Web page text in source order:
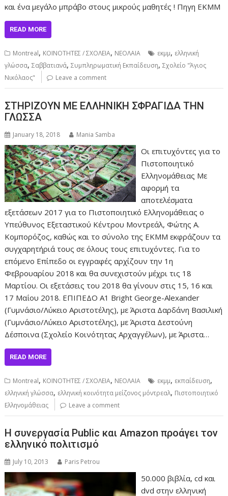
και ένα μεγάλο μπράβο στους μικρούς μαθητές ! Πηγη ΕΚΜΜ
READ MORE
Montreal, ΚΟΙΝΟΤΗΤΕΣ / ΣΧΟΛΕΙΑ, ΝΕΟΛΑΙΑ εκμμ, ελληνική
γλώσσα,Σαββατιανά,Συμπληρωματική Εκπαίδευση,Σχολείο "Άγιος
Νικόλαος"
Leave a comment
ΣΤΗΡΙΖΟΥΝ ΜΕ ΕΛΛΗΝΙΚΗ ΣΦΡΑΓΙΔΑ ΤΗΝ
ΓΛΩΣΣΑ
January 18, 2018 Mania Samba
Οι επιτυχόντες για το
Πιστοποιητικό
Ελληνομάθειας Με
αφορμή τα
αποτελέσματα
εξετάσεων 2017 για το Πιστοποιητικό Ελληνομάθειας ο
Υπεύθυνος Εξεταστικού Κέντρου Μοντρεάλ, Φώτης Α.
Κομπορόζος, καθώς και το σύνολο της ΕΚΜΜ εκφράζουν τα
συγχαρητήριά τους σε όλους τους επιτυχόντες. Για το
επόμενο Επίπεδο οι εγγραφές αρχίζουν την 1η
Φεβρουαρίου 2018 και θα συνεχιστούν μέχρι τις 18
Μαρτίου. Οι εξετάσεις του 2018 θα γίνουν στις 15, 16 και
17 Μαΐου 2018. ΕΠΙΠΕΔΟ Α1 Bright George-Alexander
(Γυμνάσιο/Λύκειο Αριστοτέλης), με Άριστα Δαρδάνη Βασιλική
(Γυμνάσιο/Λύκειο Αριστοτέλης), με Άριστα Δεστούνη
Δέσποινα (Σχολείο Κοινότητας Αρχαγγέλων), με Άριστα…
READ MORE
Montreal, ΚΟΙΝΟΤΗΤΕΣ / ΣΧΟΛΕΙΑ, ΝΕΟΛΑΙΑ εκμμ, εκπαίδευση,
ελληνική γλώσσα, ελληνική κοινότητα μείζονος μόντρεαλ, Πιστοποιητικό
Ελληνομάθειας
Leave a comment
Η συνεργασία Public και Amazon προάγει τον
ελληνικό πολιτισμό
July 10, 2013 Paris Petrou
50.000 βιβλία, cd και
dvd στην ελληνική